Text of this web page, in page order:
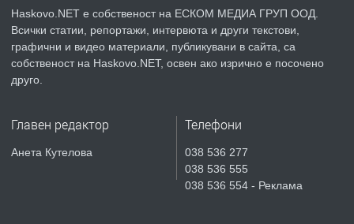
преди 3 дни
ПРЕДЛАГА
Продавам парцел в гр. Хасково кв.
СГЛОБЯВАНЕ НА МЕБЕЛИ.
Haskovo.NET е собственост на ЕСКОМ МЕДИА ГРУП ООД.
Всички статии, репортажи, интервюта и други текстови,
графични и видео материали, публикувани в сайта, са
собственост на Haskovo.NET, освен ако изрично е посочено
друго.
Главен редактор
Анета Кутелова
Телефони
038 536 277
038 536 555
038 536 554 - Реклама